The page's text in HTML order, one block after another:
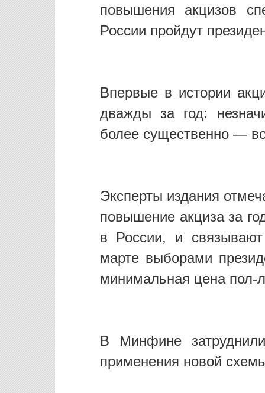
повышения акцизов
России пройдут
Впервые в истории
дважды за год:
более существенно —
Эксперты издания
повышение акциза за
в России, и
марте выборами
минимальная цена пол-
В Минфине
применения новой